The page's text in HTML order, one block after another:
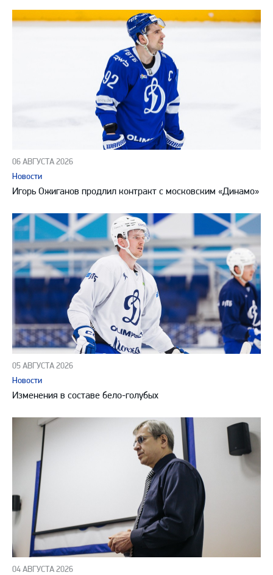
06 АВГУСТА 2026
Новости
Игорь Ожиганов продлил контракт с московским «Динамо»
05 АВГУСТА 2026
Новости
Изменения в составе бело-голубых
04 АВГУСТА 2026